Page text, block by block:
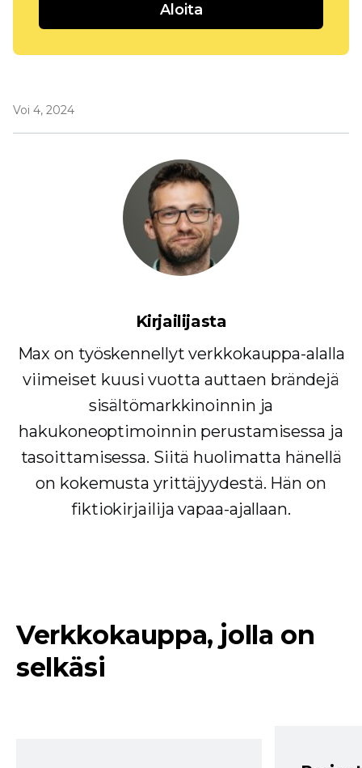
Aloita
Voi 4, 2024
Kirjailijasta
Max on työskennellyt verkkokauppa-alalla
viimeiset kuusi vuotta auttaen brändejä
sisältömarkkinoinnin ja
hakukoneoptimoinnin perustamisessa ja
tasoittamisessa. Siitä huolimatta hänellä
on kokemusta yrittäjyydestä. Hän on
fiktiokirjailija vapaa-ajallaan.
Verkkokauppa, jolla on
selkäsi